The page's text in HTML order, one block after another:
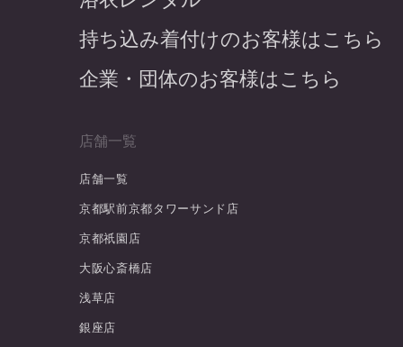
持ち込み着付けのお客様はこちら
企業・団体のお客様はこちら
店舗一覧
店舗一覧
京都駅前京都タワーサンド店
京都祇園店
大阪心斎橋店
浅草店
銀座店